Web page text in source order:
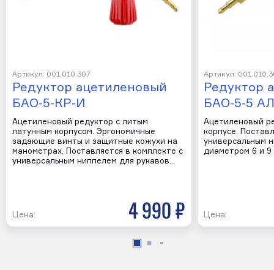
Артикул: 001.010.307
Редуктор ацетиленовый
БАО-5-КР-И
Ацетиленовый редуктор с литым
латунным корпусом. Эргономичные
задающие винты и защитные кожухи на
манометрах. Поставляется в комплекте с
универсальным ниппелем для рукавов…
Цена: 4 990 р
Артикул:
Редуктор
БАО-5-5 АЛ
Ацетиленовый
корпусе.
универсальным
диаметром 6 и 9
Цена: